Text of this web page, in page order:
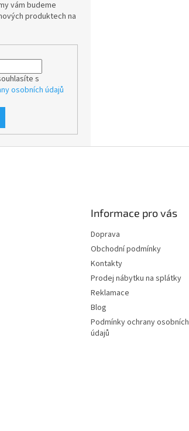
vám budeme
produktech na
s
osobních údajů
Informace pro vás
Doprava
Obchodní podmínky
Kontakty
Prodej nábytku na splátky
Reklamace
Blog
Podmínky ochrany osobních
údajů